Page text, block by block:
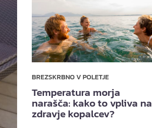
BREZSKRBNO V POLETJE
Temperatura morja
narašča: kako to vpliva na
zdravje kopalcev?